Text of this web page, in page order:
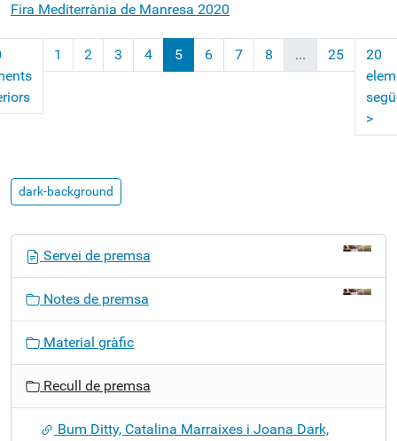
Fira Mediterrània de Manresa 2020
1 2 3 4 5 6 7 8 ... 25
20
>
dark-background
ó
Servei de premsa
Notes de premsa
Material gràfic
Recull de premsa
Bum Ditty, Catalina Marraixes i Joana Dark,